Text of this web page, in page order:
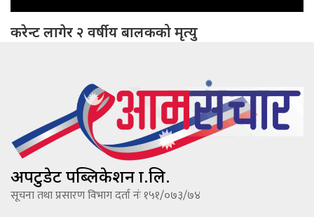
करेन्ट लागेर २ वर्षीय बालकको मृत्यु
अपटुडेट पब्लिकेशन प्रा.लि.
सूचना तथा प्रसारण विभाग दर्ता नंः १५१/०७३/७४